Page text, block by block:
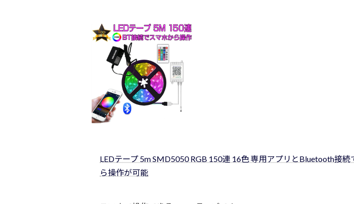
LEDテープ 5m SMD5050 RGB 150連 16色 専用アプリとBluetooth接続
ら操作が可能